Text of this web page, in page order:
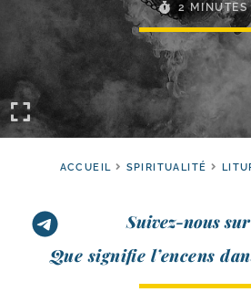
2 MINUTES
ACCUEIL SPIRITUALITÉ
Suivez-nous
Que signi­fie l’en­cens